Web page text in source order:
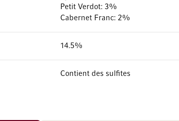
Petit Verdot: 3%
Cabernet Franc: 2%
14.5%
Contient des sulfites